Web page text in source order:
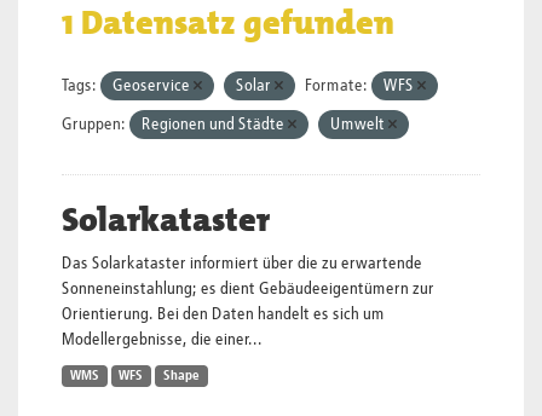
1 Datensatz gefunden
Tags: Geoservice Solar Formate: WFS
Gruppen: Regionen und Städte Umwelt
Solarkataster
Das Solarkataster informiert über die zu erwartende
Sonneneinstahlung; es dient Gebäudeeigentümern zur
Orientierung. Bei den Daten handelt es sich um
Modellergebnisse, die einer...
WMS WFS Shape